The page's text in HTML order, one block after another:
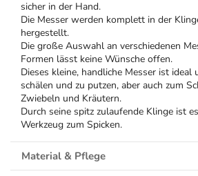
sicher in der Hand.
Die Messer werden komplett in der
hergestellt.
Die große Auswahl an verschiedenen
Formen lässt keine Wünsche offen.
Dieses kleine, handliche Messer ist ideal
schälen und zu putzen, aber auch zum
Zwiebeln und Kräutern.
Durch seine spitz zulaufende Klinge ist
Werkzeug zum Spicken.
Material & Pflege